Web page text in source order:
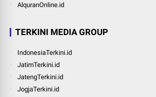
AlquranOnline.id
TERKINI MEDIA GROUP
IndonesiaTerkini.id
JatimTerkini.id
JatengTerkini.id
JogjaTerkini.id